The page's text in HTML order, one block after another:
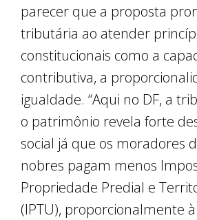
parecer que a proposta
tributária ao atender
constitucionais como a
contributiva, a
igualdade. “Aqui no DF, a
o patrimônio revela forte
social já que os moradores
nobres pagam menos
Propriedade Predial e
(IPTU), proporcionalmente